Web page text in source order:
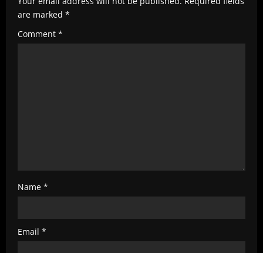
e
a
are marked *
Comment *
Name *
Email *